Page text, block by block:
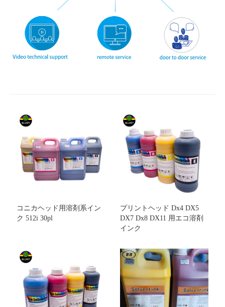
コニカヘッド用溶剤系イン
ク 512i 30pl
プリントヘッド Dx4 DX5
DX7 Dx8 DX11 用エコ溶剤
インク